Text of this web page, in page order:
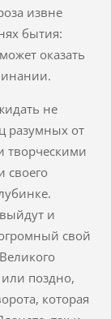
извне
бытия:
оказать
не
разумных от
творческими
своего
и
свой
поздно,
которая